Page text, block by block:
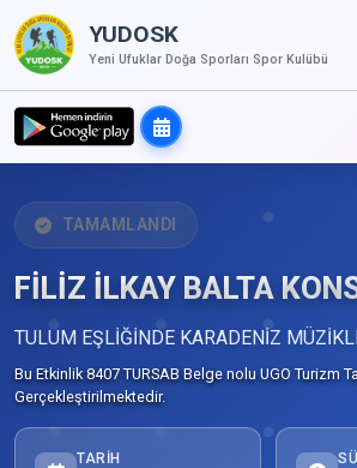
YUDOSK
Yeni Ufuklar Doğa Sporları Spor Kulübü
TAMAMLANDI
FİLİZ İLKAY BALTA
TULUM EŞLİĞİNDE KARADENİZ
Bu Etkinlik 8407 TURSAB Belge nolu UGO Turizm
Gerçekleştirilmektedir.
TARIH